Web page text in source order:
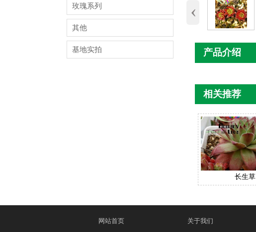
玫瑰系列
其他
基地实拍
‹
产品介绍
相关推荐
长生草
网站首页 关于我们